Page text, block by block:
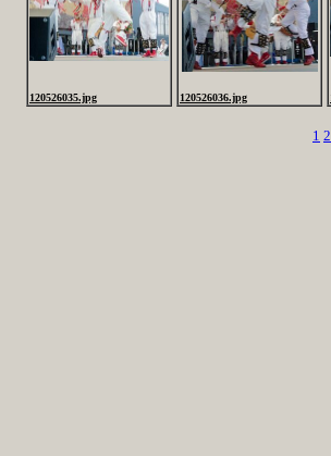
120526035.jpg 120526036.jpg
1 2